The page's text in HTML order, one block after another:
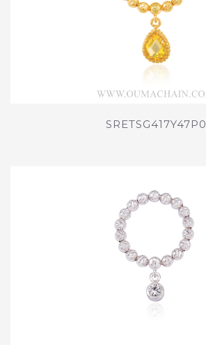
SRETSG417Y47P0